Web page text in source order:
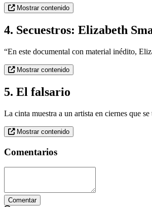
Mostrar contenido
4. Secuestros: Elizabeth
“En este documental con material inédito,
Mostrar contenido
5. El falsario
La cinta muestra a un artista en ciernes que
Mostrar contenido
Comentarios
Comentar